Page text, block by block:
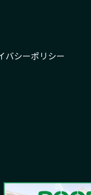
バシーポリシー